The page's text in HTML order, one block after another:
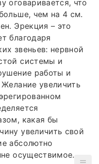
оговаривается, что
чем на 4 см.
Эрекция – это
благодаря
звеньев: нервной
системы и
работы и
увеличить
какая бы
увеличить свой
абсолютно
осуществимое.